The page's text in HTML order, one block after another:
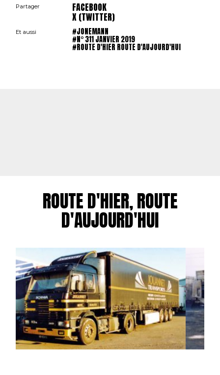
Partager FACEBOOK
X (TWITTER)
Et aussi #JONEMANN
#N° 311 JANVIER 2019
#ROUTE D'HIER ROUTE D'AUJOURD'HUI
ROUTE D'HIER, ROUTE
D'AUJOURD'HUI